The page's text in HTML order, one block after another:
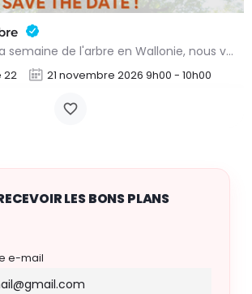
À l'occasion de la semaine de l'arbre en Wallonie, nous vous proposons l'annuelle distribution gratuite des…
22 21 novembre 2026 9h00 - 10h00
LES BONS PLANS
e-mail